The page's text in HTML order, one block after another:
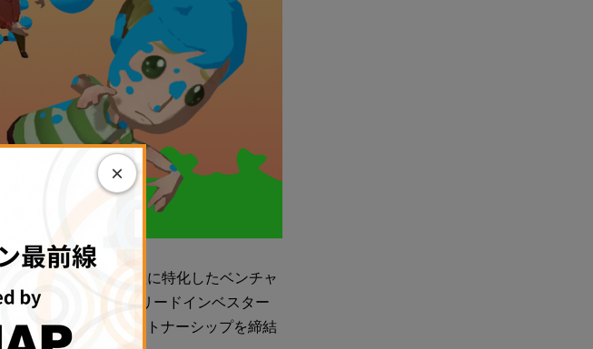
とデジタル資産に特化したベンチャ
Capital）をリードインベスター
グローバル戦略パートナーシップを締結
×